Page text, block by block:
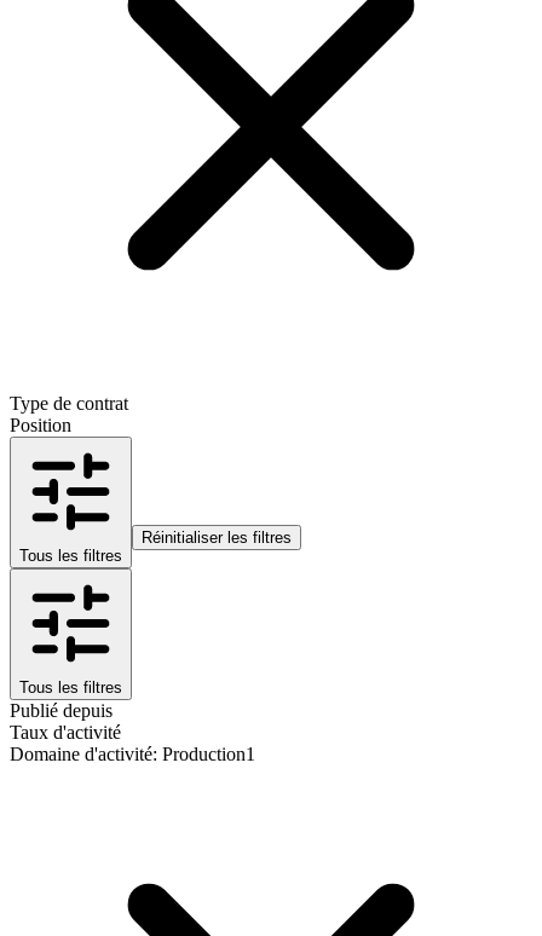
Type de contrat
Position
Tous les filtres
Réinitialiser les filtres
Tous les filtres
Publié depuis
Taux d'activité
Domaine d'activité: Production1